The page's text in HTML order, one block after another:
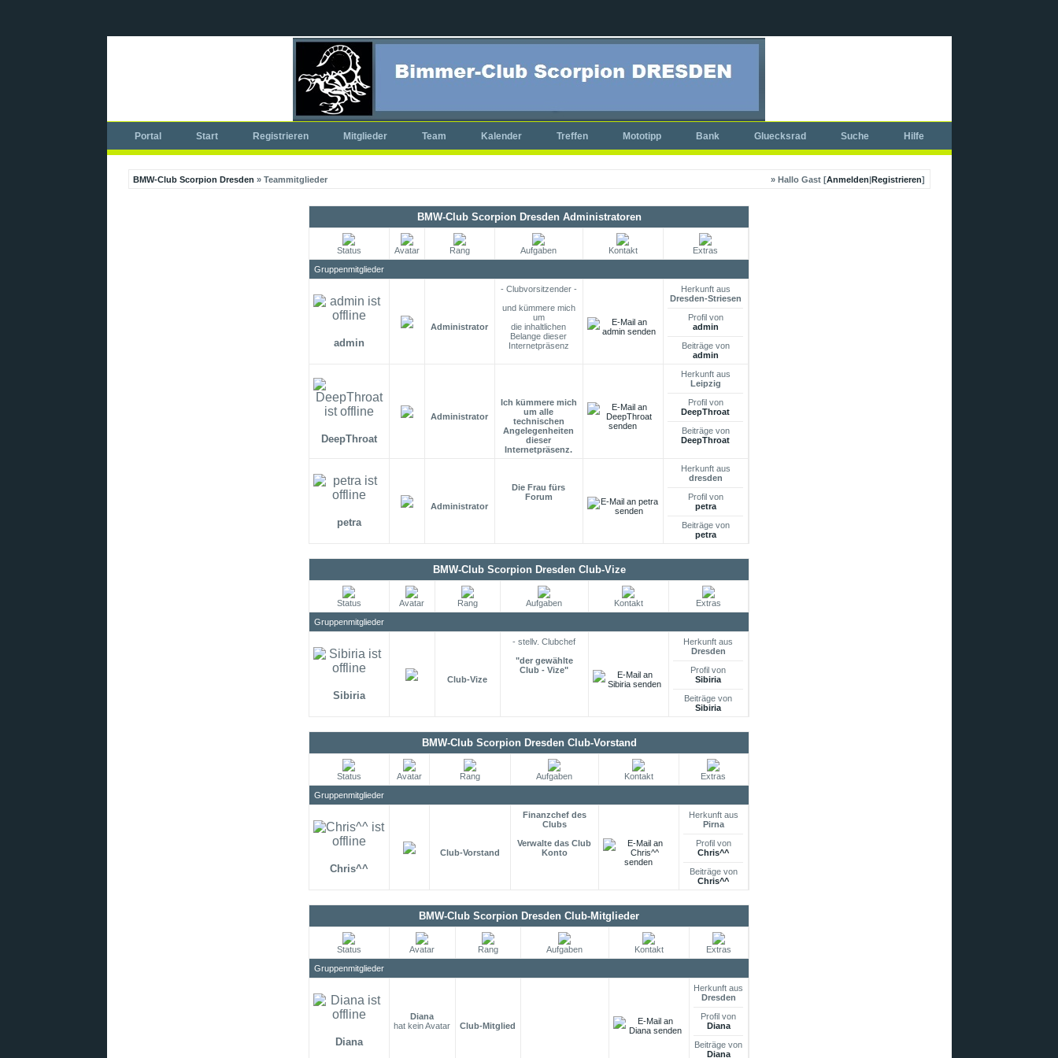
Portal Start Registrieren Mitglieder Team Kalender Treffen Mototipp Bank Gluecksrad Suche Hilfe
BMW-Club Scorpion Dresden » Teammitglieder » Hallo Gast [Anmelden|Registrieren]
BMW-Club Scorpion Dresden Administratoren
Status Avatar Rang Aufgaben Kontakt
Extras
Gruppenmitglieder
admin
Administrator
- Clubvorsitzender -
und kümmere mich
um
die inhaltlichen
Belange dieser
Internetpräsenz
Herkunft aus
Dresden-Striesen
Profil von
admin
Beiträge von
admin
DeepThroat
Administrator
Ich kümmere mich
um alle
technischen
Angelegenheiten
dieser
Internetpräsenz.
Herkunft aus
Leipzig
Profil von
DeepThroat
Beiträge von
DeepThroat
petra
Administrator
Die Frau fürs
Forum
Herkunft aus
dresden
Profil von
petra
Beiträge von
petra
BMW-Club Scorpion Dresden Club-Vize
Status Avatar Rang Aufgaben Kontakt
Extras
Gruppenmitglieder
Sibiria
Club-Vize
- stellv. Clubchef
"der gewählte
Club - Vize"
Herkunft aus
Dresden
Profil von
Sibiria
Beiträge von
Sibiria
BMW-Club Scorpion Dresden Club-Vorstand
Status Avatar Rang Aufgaben Kontakt
Extras
Gruppenmitglieder
Chris^^
Club-Vorstand
Finanzchef des
Clubs
Verwalte das Club
Konto
Herkunft aus
Pirna
Profil von
Chris^^
Beiträge von
Chris^^
BMW-Club Scorpion Dresden Club-Mitglieder
Status Avatar Rang Aufgaben Kontakt
Extras
Gruppenmitglieder
Diana
Diana
hat kein Avatar
Club-Mitglied
Herkunft aus
Dresden
Profil von
Diana
Beiträge von
Diana